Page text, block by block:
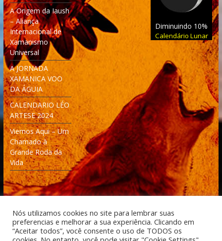
A Origem da Iaush
– Aliança
Internacional de
Xamanismo
Universal
A JORNADA
XAMANICA VOO
DA ÁGUIA
CALENDARIO LÉO
ARTESE 2024
Viemos Aqui – Um
Chamado à
Grande Roda da
Vida
Diminuindo 10%
Calendário Lunar
Desenvolvido: Moleculas4D - Engenharia Espacial e
Tecnologia [moleculas4d.com.br]
Nós utilizamos cookies no site para lembrar suas
preferencias e melhorar a sua experiência. Clicando em
“Aceitar todos”, você consente o uso de TODOS os